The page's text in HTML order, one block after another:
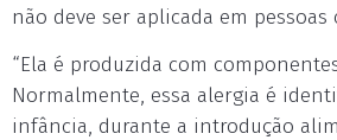
não deve ser aplicada em pessoas
“Ela é produzida com
Normalmente, essa alergia é
infância, durante a introdução